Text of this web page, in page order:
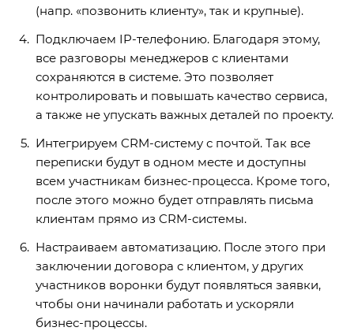
(напр. «позвонить клиенту», так и крупные).
Подключаем IP-телефонию. Благодаря этому,
все разговоры менеджеров с клиентами
сохраняются в системе. Это позволяет
контролировать и повышать качество сервиса,
а также не упускать важных деталей по проекту.
Интегрируем CRM-систему с почтой. Так все
переписки будут в одном месте и доступны
всем участникам бизнес-процесса. Кроме того,
после этого можно будет отправлять письма
клиентам прямо из CRM-системы.
Настраиваем автоматизацию. После этого при
заключении договора с клиентом, у других
участников воронки будут появляться заявки,
чтобы они начинали работать и ускоряли
бизнес-процессы.